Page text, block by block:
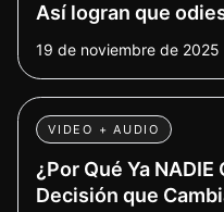
Así logran que
19 de noviembre de 2025
VIDEO + AUDIO
¿Por Qué Ya
Decisión que